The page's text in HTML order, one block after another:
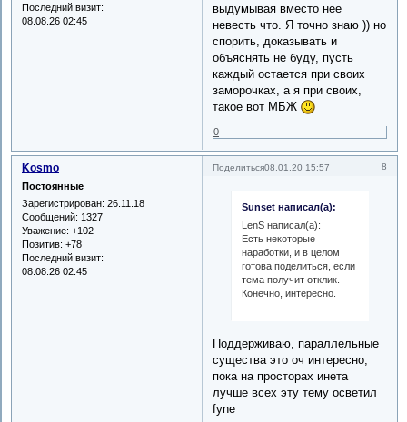
Последний визит:
08.08.26 02:45
выдумывая вместо нее
невесть что. Я точно знаю )) но
спорить, доказывать и
объяснять не буду, пусть
каждый остается при своих
заморочках, а я при своих,
такое вот МБЖ
0
Поделиться 8
08.01.20 15:57
Kosmo
Постоянные
Зарегистрирован: 26.11.18
Сообщений: 1327
Уважение: +102
Позитив: +78
Последний визит:
08.08.26 02:45
Sunset написал(а):
LenS написал(а):
Есть некоторые
наработки, и в целом
готова поделиться, если
тема получит отклик.
Конечно, интересно.
Поддерживаю, параллельные
существа это оч интересно,
пока на просторах инета
лучше всех эту тему осветил
fyne